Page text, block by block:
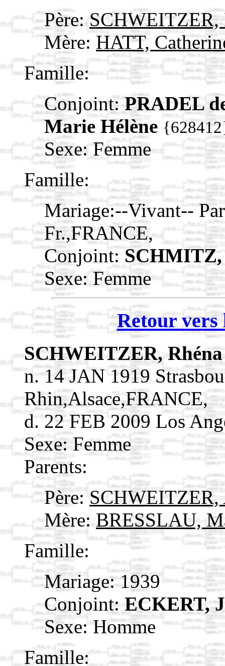
Père:SCHWEITZER,
Mère: HATT,
Famille:
Conjoint: PRADEL
Marie Hélène
Sexe: Femme
Famille:
Mariage:--Vivant--
Fr.,FRANCE,
Conjoint:
Sexe: Femme
Retour vers
SCHWEITZER,
n. 14 JAN 1919
Rhin,Alsace,FRANCE,
d. 22 FEB 2009 Los
Sexe: Femme
Parents:
Père:SCHWEITZER,
Mère: BRESSLAU,
Famille:
Mariage: 1939
Conjoint: ECKERT,
Sexe: Homme
Famille: